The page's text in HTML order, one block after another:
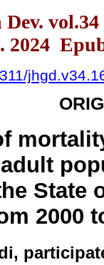
vol.34
2024
State
2000
,